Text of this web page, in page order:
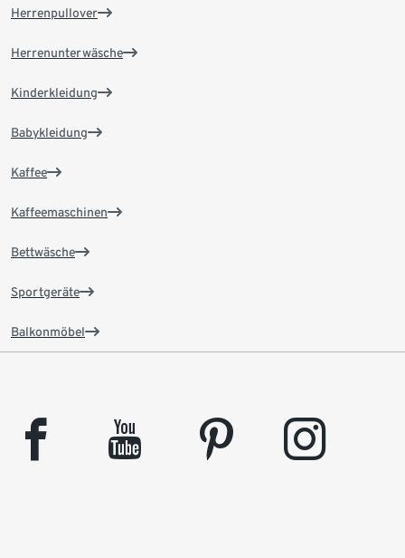
Herrenpullover
Herrenunterwäsche
Kinderkleidung
Babykleidung
Kaffee
Kaffeemaschinen
Bettwäsche
Sportgeräte
Balkonmöbel
facebook youtube pinterest instagram